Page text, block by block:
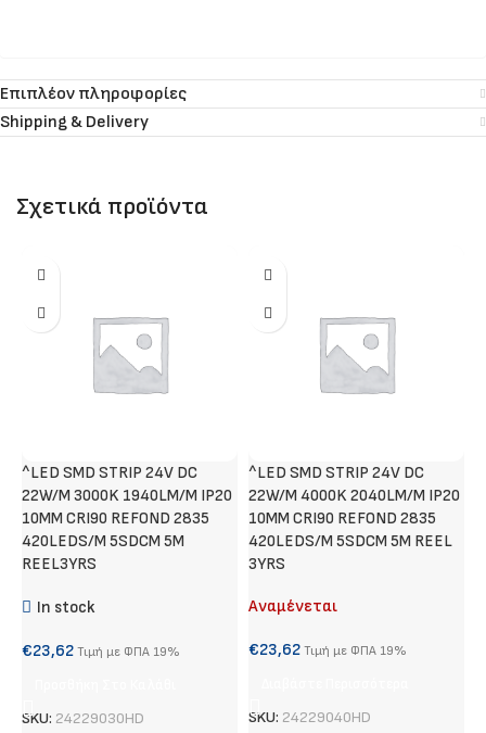
Επιπλέον πληροφορίες
Shipping & Delivery
Σχετικά προϊόντα
^LED SMD STRIP 24V DC
22W/M 3000K 1940LM/M IP20
10MM CRI90 REFOND 2835
420LEDS/M 5SDCM 5M
REEL3YRS
In stock
€23,62 Τιμή με ΦΠΑ 19%
SKU: 24229030HD
^LED SMD STRIP 24V DC
22W/M 4000K 2040LM/M IP20
10MM CRI90 REFOND 2835
420LEDS/M 5SDCM 5M REEL
3YRS
Αναμένεται
€23,62 Τιμή με ΦΠΑ 19%
SKU: 24229040HD